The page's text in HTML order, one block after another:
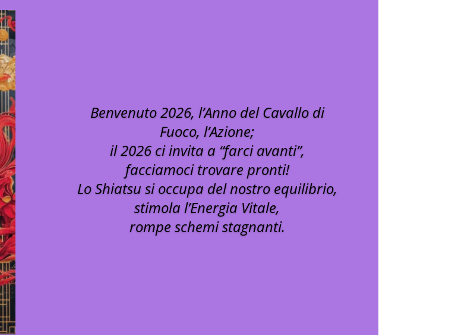
Benvenuto 2026, l’Anno del Cavallo di
Fuoco, l’Azione;
il 2026 ci invita a “farci avanti”,
facciamoci trovare pronti!
Lo Shiatsu si occupa del nostro equilibrio,
stimola l’Energia Vitale,
rompe schemi stagnanti.